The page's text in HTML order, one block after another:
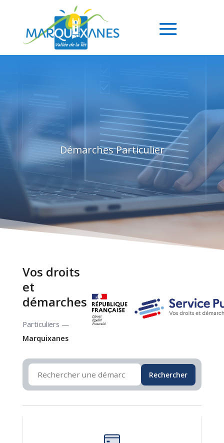
Démarches Particulier
Vos droits
et
démarches
Particuliers —
Marquixanes
Rechercher